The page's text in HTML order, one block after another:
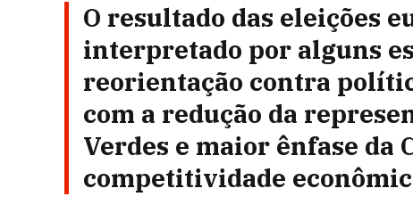
O resultado das eleições
interpretado por alguns
reorientação contra
com a redução da
Verdes e maior ênfase da
competitividade